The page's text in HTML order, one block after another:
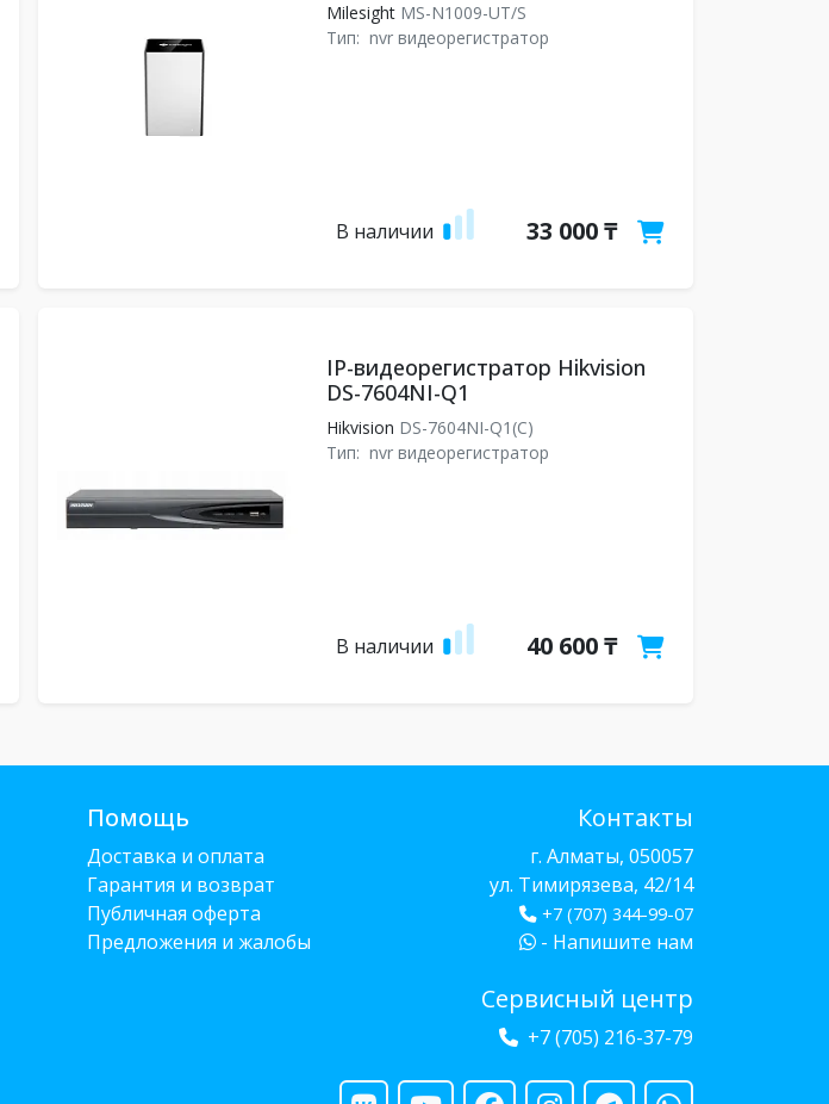
MilesightMS-N1009-UT/S
Тип: nvr видеорегистратор
В наличии 33 000 ₸
IP-видеорегистратор Hikvision
DS-7604NI-Q1
Hikvision DS-7604NI-Q1(C)
Тип: nvr видеорегистратор
В наличии 40 600 ₸
Помощь
Доставка и оплата
Гарантия и возврат
Публичная оферта
Предложения и жалобы
Контакты
г. Алматы, 050057
ул. Тимирязева, 42/14
+7 (707) 344-99-07
- Напишите нам
Сервисный центр
+7 (705) 216-37-79